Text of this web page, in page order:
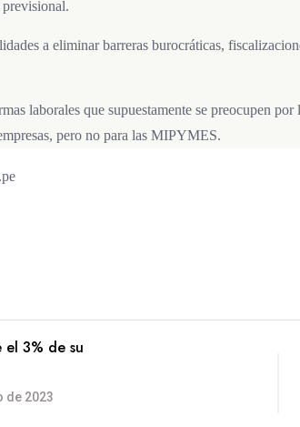
a eliminar barreras burocráticas,
laborales que supuestamente se preocupen
pero no para las MIPYMES.
el 3% de su
de 2023